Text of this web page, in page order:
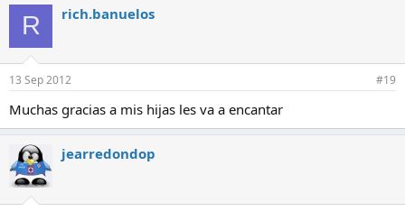
R rich.banuelos
13 Sep 2012 #19
Muchas gracias a mis hijas les va a encantar
jearredondop